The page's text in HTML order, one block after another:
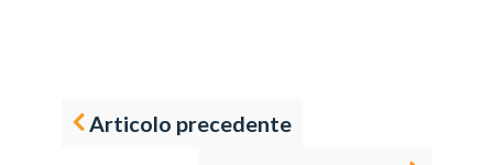
Articolo precedente